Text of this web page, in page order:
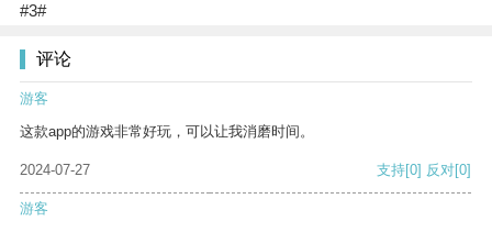
#3#
评论
游客
这款app的游戏非常好玩，可以让我消磨时间。
2024-07-27 支持[0] 反对[0]
游客